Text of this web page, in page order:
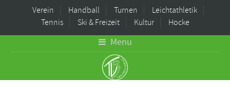
Verein Handball Turnen
Leichtathletik
Tennis
Ski & Freizeit Kultur Hocke
Menu